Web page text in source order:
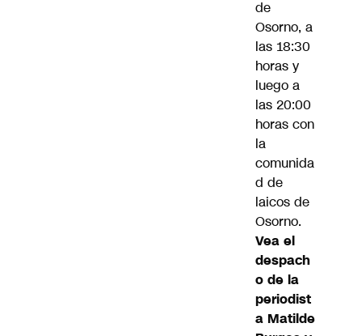
de
Osorno, a
las 18:30
horas y
luego a
las 20:00
horas con
la
comunida
d de
laicos de
Osorno.
Vea el
despach
o de la
periodist
a Matilde